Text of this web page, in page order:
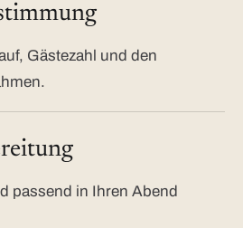
Gästezahl und den
passend in Ihren Abend